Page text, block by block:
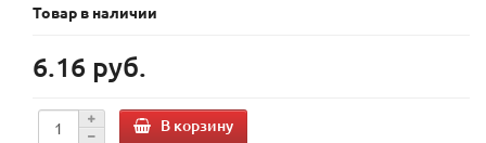
Товар в наличии
6.16 руб.
В корзину